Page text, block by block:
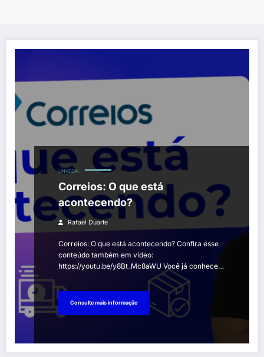
LINKEDIN
Correios: O que está
acontecendo?
Rafael Duarte
Correios: O que está acontecendo? Confira esse
conteúdo também em vídeo:
https://youtu.be/y8Bt_Mc8aWU Você já conhece…
Consulte mais informação